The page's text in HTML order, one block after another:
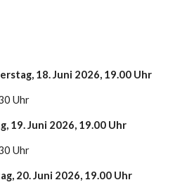
18. Juni 2026, 19.00 Uhr
Uhr
19. Juni 2026, 19.00 Uhr
Uhr
20. Juni 2026, 19.00 Uhr